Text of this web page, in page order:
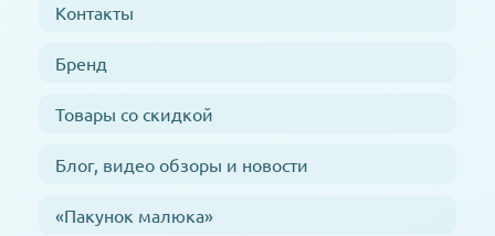
Контакты
Бренд
Товары со скидкой
Блог, видео обзоры и новости
«Пакунок малюка»